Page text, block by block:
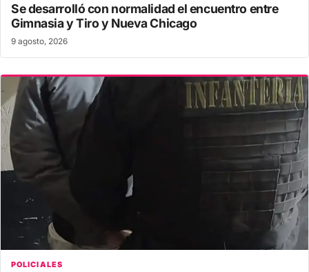
Se desarrolló con normalidad el encuentro entre
Gimnasia y Tiro y Nueva Chicago
9 agosto, 2026
POLICIALES